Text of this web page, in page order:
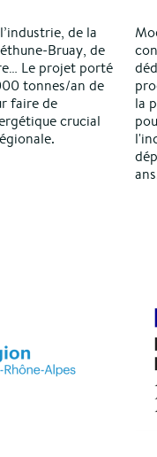
de la
Bruay, de
Le projet porté
tonnes/an de
faire de
crucial
la